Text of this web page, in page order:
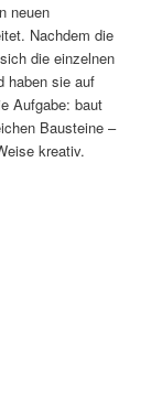
neuen
Nachdem die
die einzelnen
haben sie auf
Aufgabe: baut
Bausteine –
kreativ.